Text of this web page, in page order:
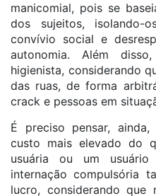
manicomial, pois se
dos sujeitos, isolando-
convívio social e
autonomia. Além
higienista, considerando
das ruas, de forma
crack e pessoas em
É preciso pensar,
custo mais elevado do
usuária ou um
internação compulsória
lucro, considerando que